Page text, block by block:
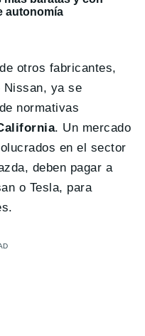
autonomía
otros fabricantes,
Nissan, ya se
normativas
. Un mercado
en el sector
deben pagar a
o Tesla, para